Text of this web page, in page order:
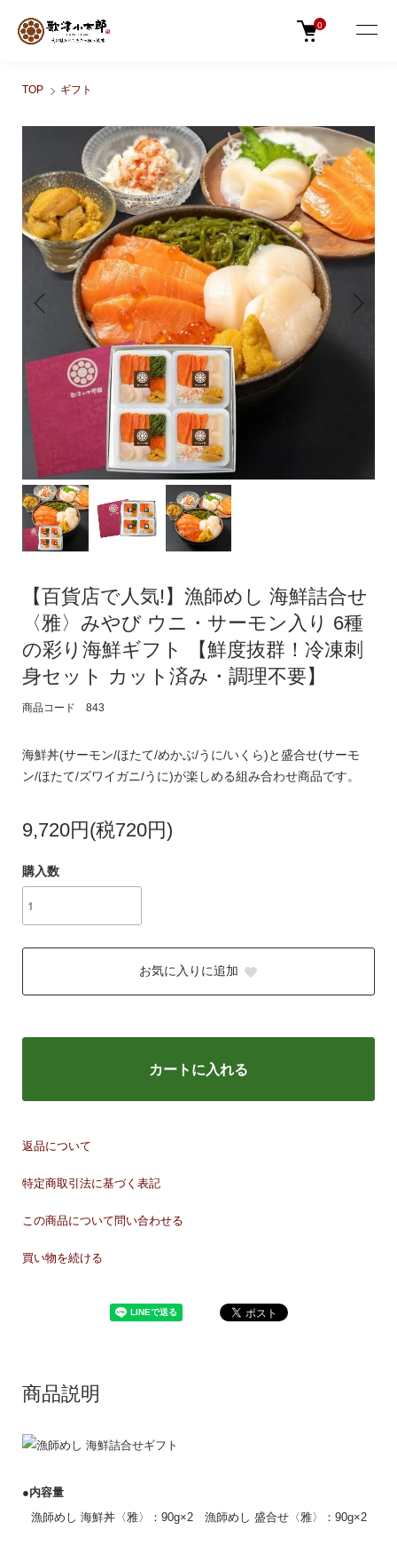
0
TOP ギフト
【百貨店で人気!】漁師めし 海鮮詰合せ
〈雅〉みやび ウニ・サーモン入り 6種
の彩り海鮮ギフト 【鮮度抜群！冷凍刺
身セット カット済み・調理不要】
商品コード 843
海鮮丼(サーモン/ほたて/めかぶ/うに/いくら)と盛合せ(サーモ
ン/ほたて/ズワイガニ/うに)が楽しめる組み合わせ商品です。
9,720円(税720円)
購入数
お気に入りに追加
カートに入れる
返品について
特定商取引法に基づく表記
この商品について問い合わせる
買い物を続ける
商品説明
●内容量
漁師めし 海鮮丼〈雅〉：90g×2 漁師めし 盛合せ〈雅〉：90g×2